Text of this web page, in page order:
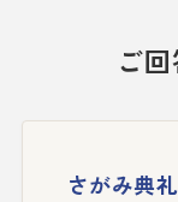
ご
さがみ典